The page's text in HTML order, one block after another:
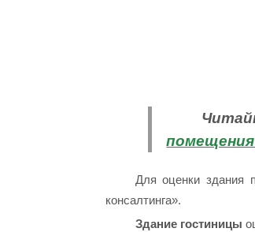
помещения
Для оценки здания
консалтинга».
Здание гостиницы